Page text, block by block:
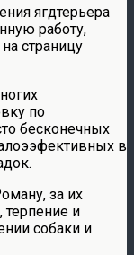
ягдтерьера
работу,
страницу
по
бесконечных
в
за их
и
собаки и